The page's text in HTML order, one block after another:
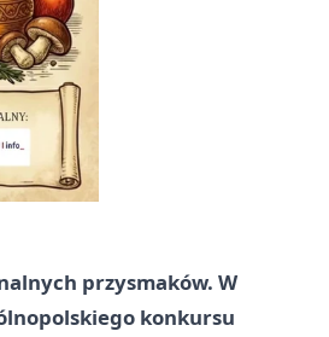
przysmaków. W
konkursu